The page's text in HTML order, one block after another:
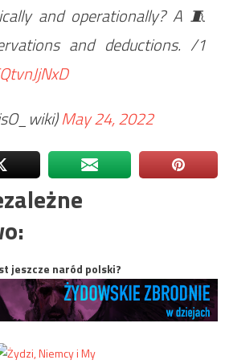
and operationally? A 🧵
and deductions. /1
May 24, 2022
jeszcze naród polski?